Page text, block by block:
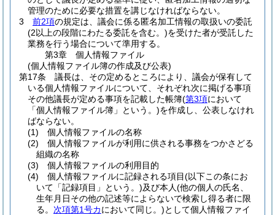
管理のために必要な措置を講じなければならない。
3
前2項の規定は、議会に係る匿名加工情報の取扱いの委託
(2以上の段階にわたる委託を含む。)を受けた者が受託した
業務を行う場合について準用する。
第3章
個人情報ファイル
(個人情報ファイル簿の作成及び公表)
第17条
議長は、その定めるところにより、議会が保有して
いる個人情報ファイルについて、それぞれ次に掲げる事項
その他議長が定める事項を記載した帳簿(第3項において
「個人情報ファイル簿」という。)を作成し、公表しなけれ
ばならない。
(1)
個人情報ファイルの名称
(2)
個人情報ファイルが利用に供される事務をつかさどる
組織の名称
(3)
個人情報ファイルの利用目的
(4)
個人情報ファイルに記録される項目(以下この条にお
いて「記録項目」という。)及び本人(他の個人の氏名、
生年月日その他の記述等によらないで検索し得る者に限
る。 次項第1号カにおいて同じ。)として個人情報ファイ